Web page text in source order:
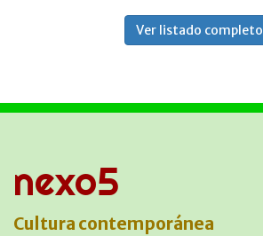
Ver listado completo
nexo5
Cultura contemporánea